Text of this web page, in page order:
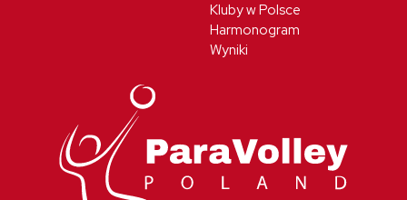
Kluby w Polsce
Harmonogram
Wyniki